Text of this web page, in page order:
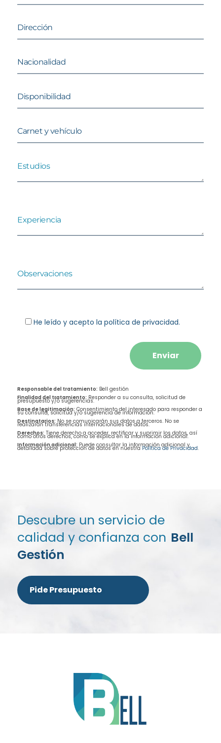
He leído y acepto la política de privacidad.
Responsable del tratamiento: Bell gestión
Finalidad del tratamiento: Responder a su consulta, solicitud de
presupuesto y/o sugerencias.
Base de legitimación: Consentimiento del interesado para responder a
su consulta, solicitud y/o sugerencia de información.
Destinatarios: No se comunicarán sus datos a terceros. No se
realizarán transferencias internacionales de datos.
Derechos: Tiene derecho a acceder, rectificar y suprimir los datos, así
como otros derechos, como se explica en la información adicional.
Información adicional: Puede consultar la información adicional y
detallada sobre protección de datos en nuestra Política de Privacidad.
Descubre un servicio de
calidad y confianza con Bell
Gestión
Pide Presupuesto